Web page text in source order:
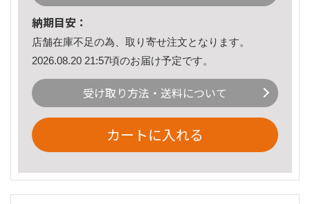
納期目安：
店舗在庫不足の為、取り寄せ注文となります。
2026.08.20 21:57頃のお届け予定です。
受け取り方法・送料について
カートに入れる